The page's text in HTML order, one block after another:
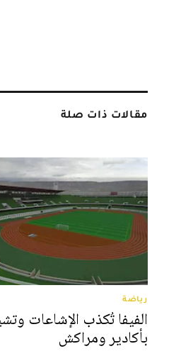
مقالات ذات صلة
رياضة
الفيفا تُكذب الإشاعات
بأكادير ومراكش